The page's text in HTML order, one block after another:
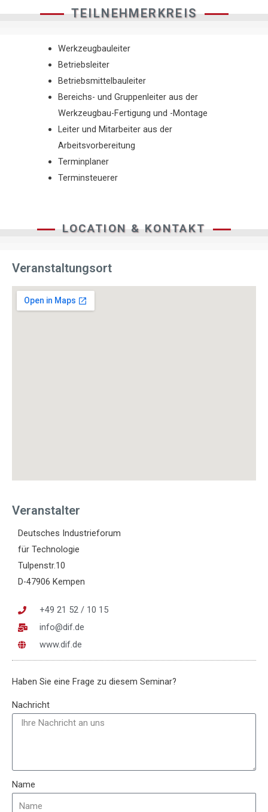
TEILNEHMERKREIS
Werkzeugbauleiter
Betriebsleiter
Betriebsmittelbauleiter
Bereichs- und Gruppenleiter aus der
Werkzeugbau-Fertigung und -Montage
Leiter und Mitarbeiter aus der
Arbeitsvorbereitung
Terminplaner
Terminsteuerer
LOCATION & KONTAKT
Veranstaltungsort
Veranstalter
Deutsches Industrieforum
für Technologie
Tulpenstr.10
D-47906 Kempen
+49 21 52 / 10 15
info@dif.de
www.dif.de
Haben Sie eine Frage zu diesem Seminar?
Nachricht
Name